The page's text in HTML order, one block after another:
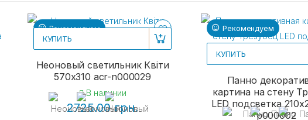
Рекомендуем
КУПИТЬ
Неоновый светильник Квіти
570х310 acr-n000029
В наличии
2725.00 грн.
Рекомендуем
КУПИТЬ
Панно
картина на стену
LED подсветка
p000002